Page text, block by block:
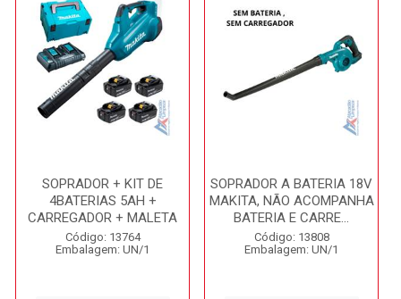
SOPRADOR + KIT DE
4BATERIAS 5AH +
CARREGADOR + MALETA
Código: 13764
Embalagem: UN/1
SOPRADOR A BATERIA 18V
MAKITA, NÃO ACOMPANHA
BATERIA E CARRE...
Código: 13808
Embalagem: UN/1